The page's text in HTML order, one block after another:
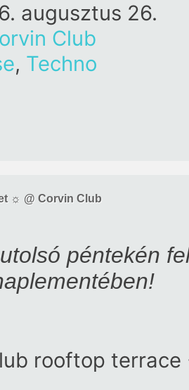
augusztus 26.
Club
, Techno
☼ @ Corvin Club
péntekén
rooftop